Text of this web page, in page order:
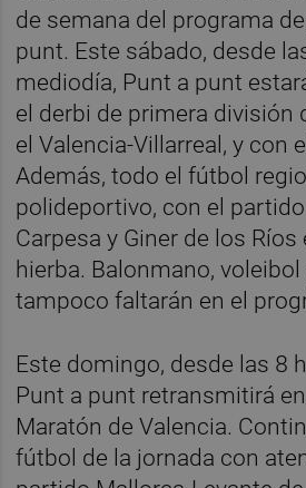
de semana del programa
punt. Este sábado, desde
mediodía, Punt a punt
el derbi de primera división
el Valencia-Villarreal, y con
Además, todo el fútbol
polideportivo, con el
Carpesa y Giner de los Ríos
hierba. Balonmano,
tampoco faltarán en el
Este domingo, desde las 8
Punt a punt retransmitirá
Maratón de Valencia.
fútbol de la jornada con